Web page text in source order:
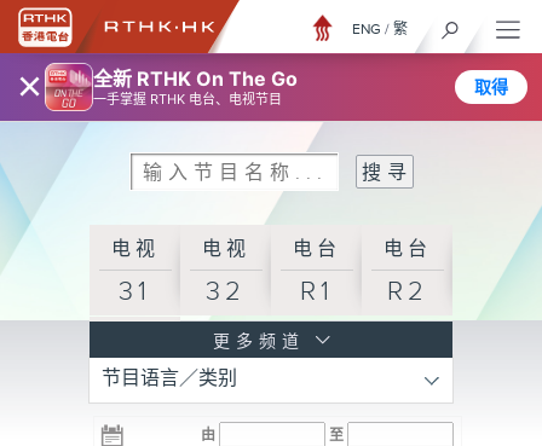
× 全新 RTHK On The Go
一手掌握 RTHK 电台、电视节目
取得
ENG / 繁
电视
31
电视
32
电台
R1
电台
R2
R3
电台 电台 电台
更多频道
节目语言／类别
由 至